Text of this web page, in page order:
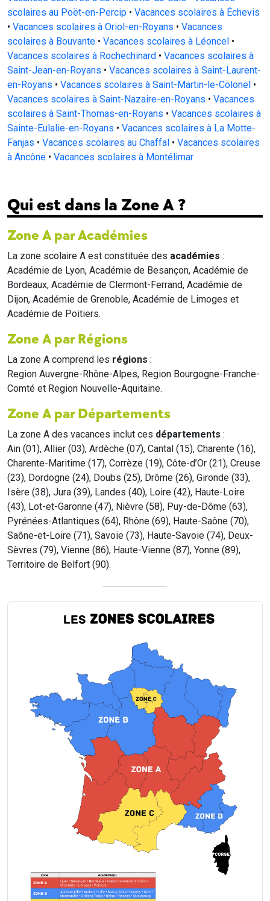
scolaires au Poët-en-Percip • Vacances scolaires à Échevis
• Vacances scolaires à Oriol-en-Royans • Vacances
scolaires à Bouvante • Vacances scolaires à Léoncel •
Vacances scolaires à Rochechinard • Vacances scolaires à
Saint-Jean-en-Royans • Vacances scolaires à Saint-Laurent-
en-Royans • Vacances scolaires à Saint-Martin-le-Colonel •
Vacances scolaires à Saint-Nazaire-en-Royans • Vacances
scolaires à Saint-Thomas-en-Royans • Vacances scolaires à
Sainte-Eulalie-en-Royans • Vacances scolaires à La Motte-
Fanjas • Vacances scolaires au Chaffal • Vacances scolaires
à Ancône • Vacances scolaires à Montélimar
Qui est dans la Zone A ?
Zone A par Académies
La zone scolaire A est constituée des académies :
Académie de Lyon, Académie de Besançon, Académie de
Bordeaux, Académie de Clermont-Ferrand, Académie de
Dijon, Académie de Grenoble, Académie de Limoges et
Académie de Poitiers.
Zone A par Régions
La zone A comprend les régions :
Region Auvergne-Rhône-Alpes, Region Bourgogne-Franche-
Comté et Region Nouvelle-Aquitaine.
Zone A par Départements
La zone A des vacances inclut ces départements :
Ain (01), Allier (03), Ardèche (07), Cantal (15), Charente (16),
Charente-Maritime (17), Corrèze (19), Côte-d’Or (21), Creuse
(23), Dordogne (24), Doubs (25), Drôme (26), Gironde (33),
Isère (38), Jura (39), Landes (40), Loire (42), Haute-Loire
(43), Lot-et-Garonne (47), Nièvre (58), Puy-de-Dôme (63),
Pyrénées-Atlantiques (64), Rhône (69), Haute-Saône (70),
Saône-et-Loire (71), Savoie (73), Haute-Savoie (74), Deux-
Sèvres (79), Vienne (86), Haute-Vienne (87), Yonne (89),
Territoire de Belfort (90).